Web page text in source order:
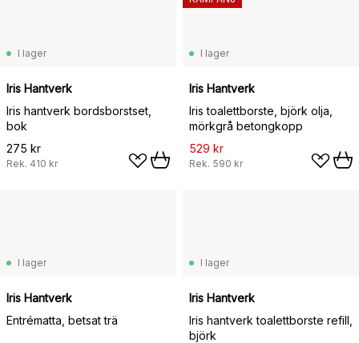
I lager
Iris Hantverk
Iris hantverk bordsborstset,
bok
275 kr
Rek. 410 kr
I lager
Iris Hantverk
Iris toalettborste, björk olja,
mörkgrå betongkopp
529 kr
Rek. 590 kr
I lager
Iris Hantverk
Entrématta, betsat trä
I lager
Iris Hantverk
Iris hantverk toalettborste refill,
björk